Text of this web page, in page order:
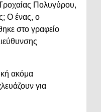
Πολυγύρου,
Ο ένας, ο
στο γραφείο
ακόμα
για